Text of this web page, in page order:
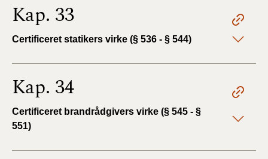
Kap. 33
Certificeret statikers virke (§ 536 - § 544)
Kap. 34
Certificeret brandrådgivers virke (§ 545 - §
551)